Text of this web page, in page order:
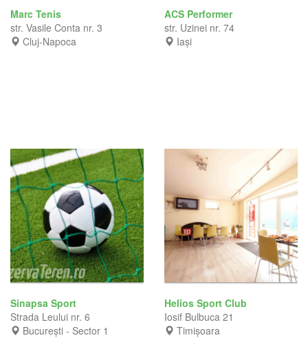
Marc Tenis
str. Vasile Conta nr. 3
Cluj-Napoca
ACS Performer
str. Uzinei nr. 74
Iași
Sinapsa Sport
Strada Leului nr. 6
București - Sector 1
Helios Sport Club
Iosif Bulbuca 21
Timișoara